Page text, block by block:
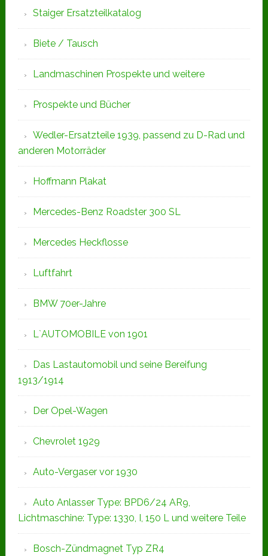
Staiger Ersatzteilkatalog
Biete / Tausch
Landmaschinen Prospekte und weitere
Prospekte und Bücher
Wedler-Ersatzteile 1939, passend zu D-Rad und
anderen Motorräder
Hoffmann Plakat
Mercedes-Benz Roadster 300 SL
Mercedes Heckflosse
Luftfahrt
BMW 70er-Jahre
L`AUTOMOBILE von 1901
Das Lastautomobil und seine Bereifung
1913/1914
Der Opel-Wagen
Chevrolet 1929
Auto-Vergaser vor 1930
Auto Anlasser Type: BPD6/24 AR9,
Lichtmaschine: Type: 1330, I, 150 L und weitere Teile
Bosch-Zündmagnet Typ ZR4